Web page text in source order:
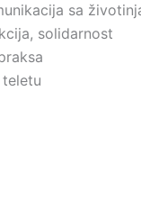
sa
solidarnost